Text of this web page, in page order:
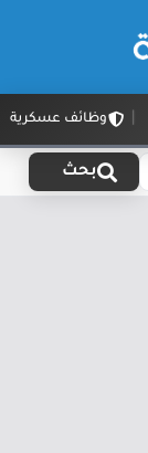
وظائف عسكرية
بحث